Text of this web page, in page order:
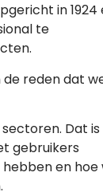
in 1924
te
de reden dat
Dat is
gebruikers
en hoe